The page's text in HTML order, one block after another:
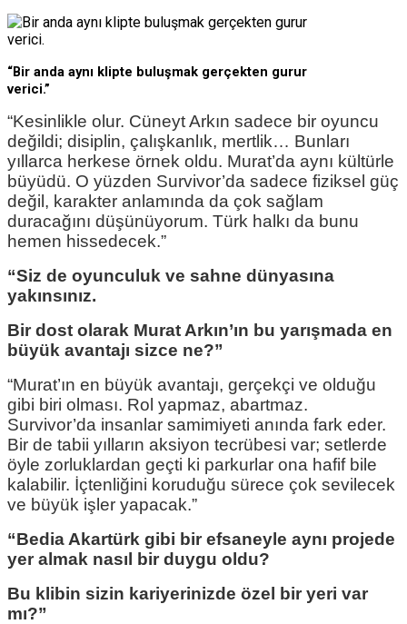
“Bir anda aynı klipte buluşmak gerçekten gurur
verici.”
“Kesinlikle olur. Cüneyt Arkın sadece bir oyuncu
değildi; disiplin, çalışkanlık, mertlik… Bunları
yıllarca herkese örnek oldu. Murat’da aynı kültürle
büyüdü. O yüzden Survivor’da sadece fiziksel güç
değil, karakter anlamında da çok sağlam
duracağını düşünüyorum. Türk halkı da bunu
hemen hissedecek.”
“Siz de oyunculuk ve sahne dünyasına
yakınsınız.
Bir dost olarak Murat Arkın’ın bu yarışmada en
büyük avantajı sizce ne?”
“Murat’ın en büyük avantajı, gerçekçi ve olduğu
gibi biri olması. Rol yapmaz, abartmaz.
Survivor’da insanlar samimiyeti anında fark eder.
Bir de tabii yılların aksiyon tecrübesi var; setlerde
öyle zorluklardan geçti ki parkurlar ona hafif bile
kalabilir. İçtenliğini koruduğu sürece çok sevilecek
ve büyük işler yapacak.”
“Bedia Akartürk gibi bir efsaneyle aynı projede
yer almak nasıl bir duygu oldu?
Bu klibin sizin kariyerinizde özel bir yeri var
mı?”